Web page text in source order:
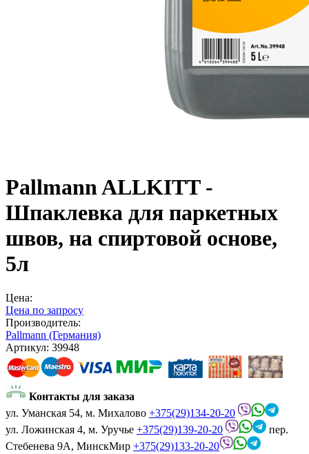
Pallmann ALLKITT -
Шпаклевка для паркетных
швов, на спиртовой основе,
5л
Цена:
Цена по запросу
Производитель:
Pallmann (Германия)
Артикул: 39948
Контакты для заказа
ул. Уманская 54, м. Михалово +375(29)134-20-20
ул. Ложинская 4, м. Уручье +375(29)139-20-20
пер.
Стебенева 9А, МинскМир +375(29)133-20-20